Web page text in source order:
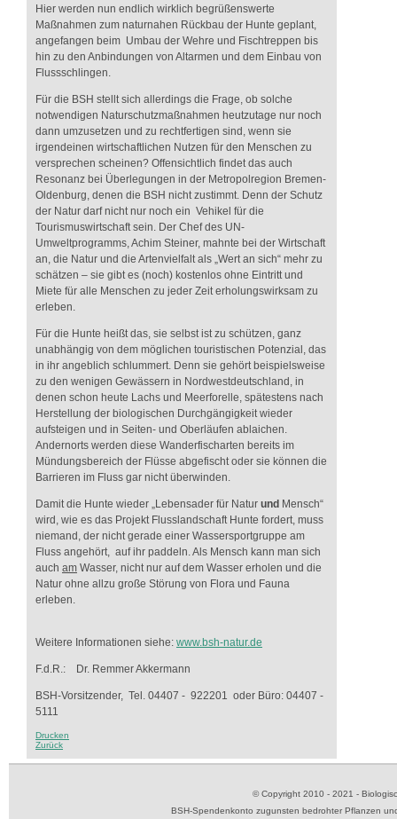
Hier werden nun endlich wirklich begrüßenswerte
Maßnahmen zum naturnahen Rückbau der Hunte geplant,
angefangen beim Umbau der Wehre und Fischtreppen bis
hin zu den Anbindungen von Altarmen und dem Einbau von
Flussschlingen.
Für die BSH stellt sich allerdings die Frage, ob solche
notwendigen Naturschutzmaßnahmen heutzutage nur noch
dann umzusetzen und zu rechtfertigen sind, wenn sie
irgendeinen wirtschaftlichen Nutzen für den Menschen zu
versprechen scheinen? Offensichtlich findet das auch
Resonanz bei Überlegungen in der Metropolregion Bremen-
Oldenburg, denen die BSH nicht zustimmt. Denn der Schutz
der Natur darf nicht nur noch ein Vehikel für die
Tourismuswirtschaft sein. Der Chef des UN-
Umweltprogramms, Achim Steiner, mahnte bei der Wirtschaft
an, die Natur und die Artenvielfalt als „Wert an sich“ mehr zu
schätzen – sie gibt es (noch) kostenlos ohne Eintritt und
Miete für alle Menschen zu jeder Zeit erholungswirksam zu
erleben.
Für die Hunte heißt das, sie selbst ist zu schützen, ganz
unabhängig von dem möglichen touristischen Potenzial, das
in ihr angeblich schlummert. Denn sie gehört beispielsweise
zu den wenigen Gewässern in Nordwestdeutschland, in
denen schon heute Lachs und Meerforelle, spätestens nach
Herstellung der biologischen Durchgängigkeit wieder
aufsteigen und in Seiten- und Oberläufen ablaichen.
Andernorts werden diese Wanderfischarten bereits im
Mündungsbereich der Flüsse abgefischt oder sie können die
Barrieren im Fluss gar nicht überwinden.
Damit die Hunte wieder „Lebensader für Natur und Mensch“
wird, wie es das Projekt Flusslandschaft Hunte fordert, muss
niemand, der nicht gerade einer Wassersportgruppe am
Fluss angehört, auf ihr paddeln. Als Mensch kann man sich
auch am Wasser, nicht nur auf dem Wasser erholen und die
Natur ohne allzu große Störung von Flora und Fauna
erleben.
Weitere Informationen siehe: www.bsh-natur.de
F.d.R.: Dr. Remmer Akkermann
BSH-Vorsitzender, Tel. 04407 - 922201 oder Büro: 04407 -
5111
Drucken
Zurück
© Copyright 2010 - 2021 -
BSH-Spendenkonto zugunsten bedrohter Pflanzen